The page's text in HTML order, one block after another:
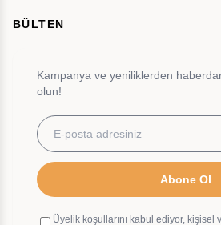
BÜLTEN
Kampanya ve yeniliklerden
olun!
Abone Ol
Üyelik koşullarını kabul ediyor,